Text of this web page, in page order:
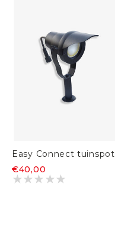
€40,00